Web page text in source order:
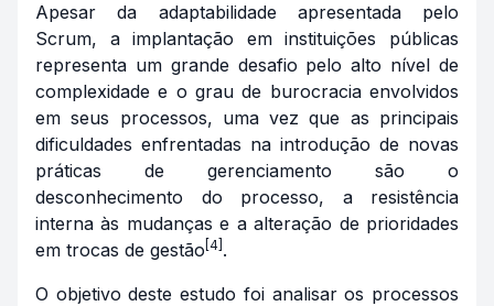
Apesar da adaptabilidade apresentada pelo
Scrum, a implantação em instituições públicas
representa um grande desafio pelo alto nível de
complexidade e o grau de burocracia envolvidos
em seus processos, uma vez que as principais
dificuldades enfrentadas na introdução de novas
práticas de gerenciamento são o
desconhecimento do processo, a resistência
interna às mudanças e a alteração de prioridades
em trocas de gestão [4] .
O objetivo deste estudo foi analisar os processos